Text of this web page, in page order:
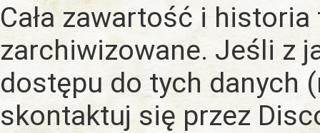
Cała zawartość i historia
zarchiwizowane. Jeśli z
dostępu do tych danych
skontaktuj się przez